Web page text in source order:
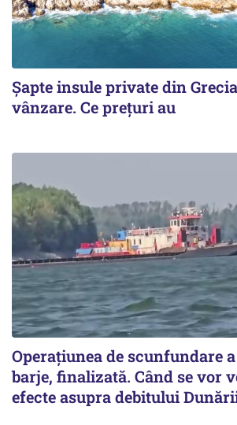
Șapte insule private din
vânzare. Ce prețuri au
Operațiunea de scunfundare
barje, finalizată. Când se vor
efecte asupra debitului